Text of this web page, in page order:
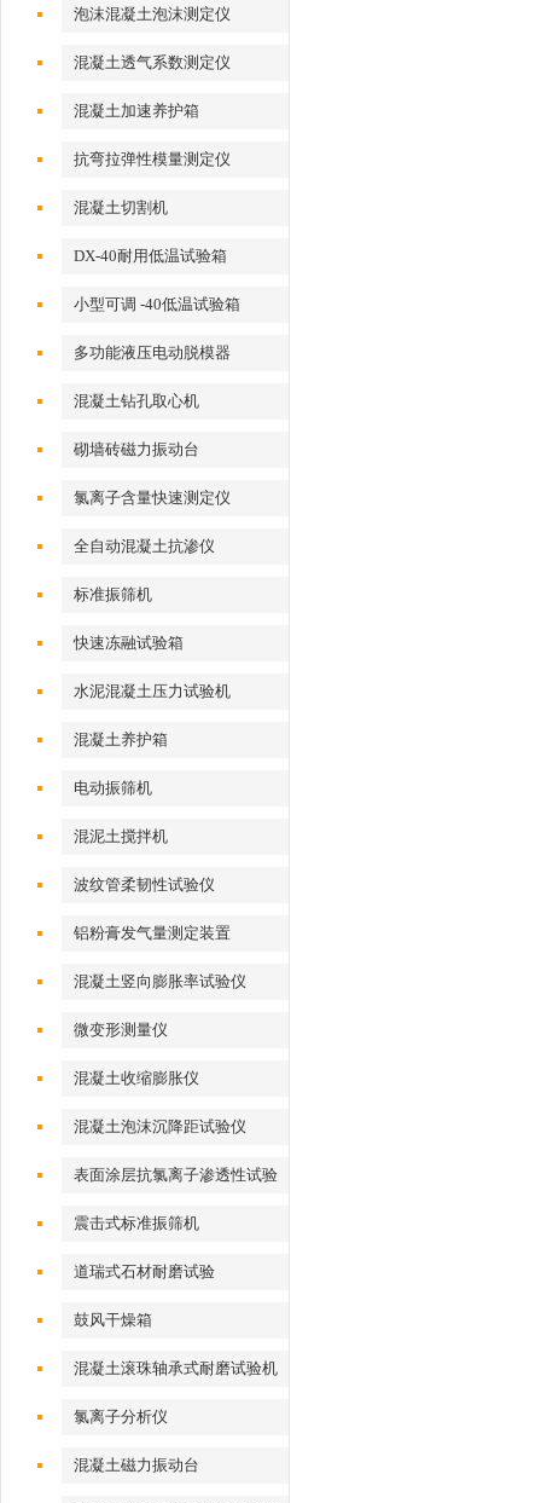
泡沫混凝土泡沫测定仪
混凝土透气系数测定仪
混凝土加速养护箱
抗弯拉弹性模量测定仪
混凝土切割机
DX-40耐用低温试验箱
小型可调 -40低温试验箱
多功能液压电动脱模器
混凝土钻孔取心机
砌墙砖磁力振动台
氯离子含量快速测定仪
全自动混凝土抗渗仪
标准振筛机
快速冻融试验箱
水泥混凝土压力试验机
混凝土养护箱
电动振筛机
混泥土搅拌机
波纹管柔韧性试验仪
铝粉膏发气量测定装置
混凝土竖向膨胀率试验仪
微变形测量仪
混凝土收缩膨胀仪
混凝土泡沫沉降距试验仪
表面涂层抗氯离子渗透性试验
装置
震击式标准振筛机
道瑞式石材耐磨试验
鼓风干燥箱
混凝土滚珠轴承式耐磨试验机
氯离子分析仪
混凝土磁力振动台